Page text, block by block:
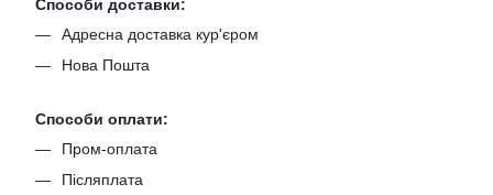
Способи доставки:
Адресна доставка кур'єром
Нова Пошта
Способи оплати:
Пром-оплата
Післяплата